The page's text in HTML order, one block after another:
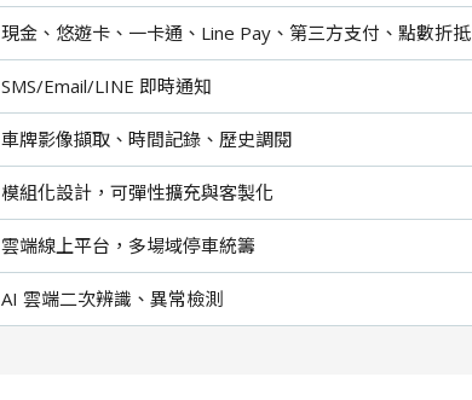
現金、悠遊卡、一卡通、Line Pay、第三方支付、點數折抵
SMS/Email/LINE 即時通知
車牌影像擷取、時間記錄、歷史調閱
模組化設計，可彈性擴充與客製化
雲端線上平台，多場域停車統籌
AI 雲端二次辨識、異常檢測